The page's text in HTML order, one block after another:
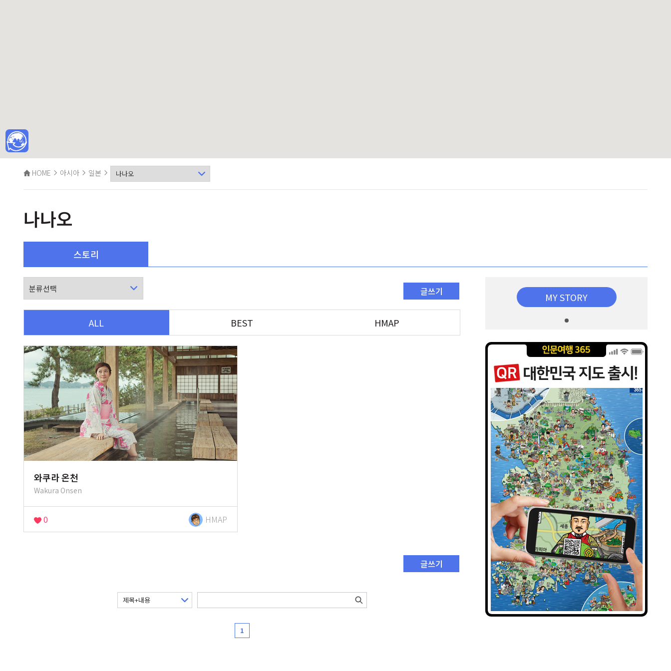
HOME 아시아 일본
나나오
스토리
글쓰기
ALL BEST HMAP
와쿠라 온천
Wakura Onsen
0 HMAP
글쓰기
1
MY STORY